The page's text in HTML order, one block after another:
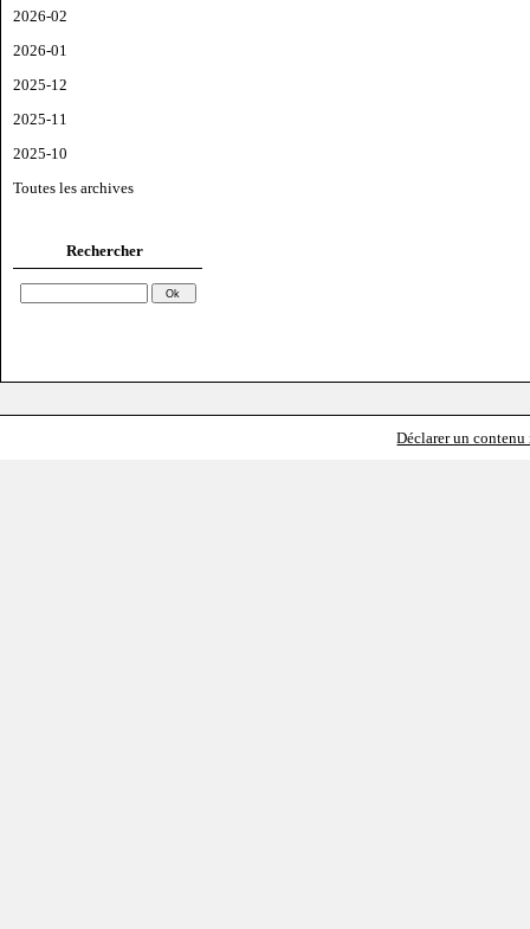
2026-02
2026-01
2025-12
2025-11
2025-10
Toutes les archives
Rechercher
Déclarer un